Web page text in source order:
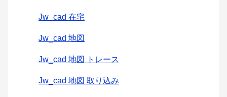
Jw_cad 在宅
Jw_cad 地図
Jw_cad 地図 トレース
Jw_cad 地図 取り込み